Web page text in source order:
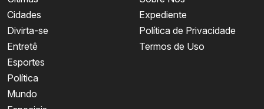
Cidades
Divirta-se
Entretê
Esportes
Política
Mundo
Expediente
Política de Privacidade
Termos de Uso